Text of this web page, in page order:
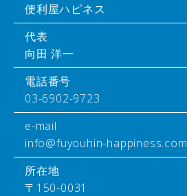
便利屋ハピネス
代表
向田 洋一
電話番号
03-6902-9723
e-mail
info@fuyouhin-happiness.com
所在地
〒150-0031